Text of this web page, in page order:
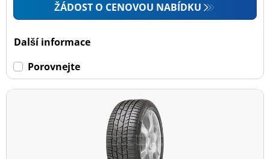
ŽÁDOST O CENOVOU NABÍDKU
Další informace
Porovnejte